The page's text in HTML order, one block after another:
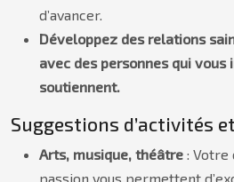
d’avancer.
Développez des relations
avec des personnes qui vous
soutiennent.
Suggestions d’activités
Arts, musique, théâtre :
passion vous permettent